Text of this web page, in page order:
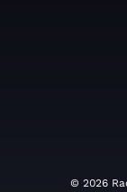
© 2026